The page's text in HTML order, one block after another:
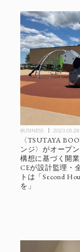
BUSINESS 2023.05.28
〈TSUTAYA
ンジ〉がオープ
構想に基づく開
CEが設計監理・
トは「Second
を」